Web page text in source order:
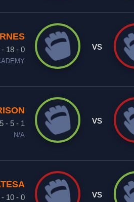
- 18 - 0 vs
5 - 5 - 1
N/A
vs
- 10 - 0 vs